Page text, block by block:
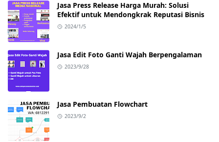
Jasa Press Release Harga Murah: Solusi
Efektif untuk Mendongkrak Reputasi Bisnis
2024/1/5
Jasa Edit Foto Ganti Wajah Berpengalaman
2023/9/28
Jasa Pembuatan Flowchart
2023/9/2